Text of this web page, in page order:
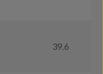
39.6